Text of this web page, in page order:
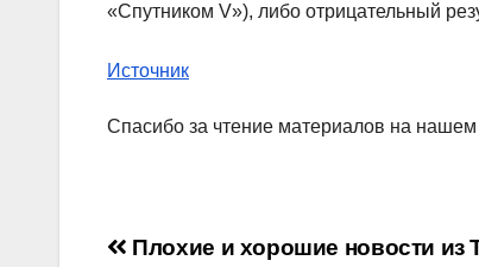
«Спутником V»), либо отрицательный
Источник
Спасибо за чтение материалов на нашем
Навигация
Плохие и хорошие новости из